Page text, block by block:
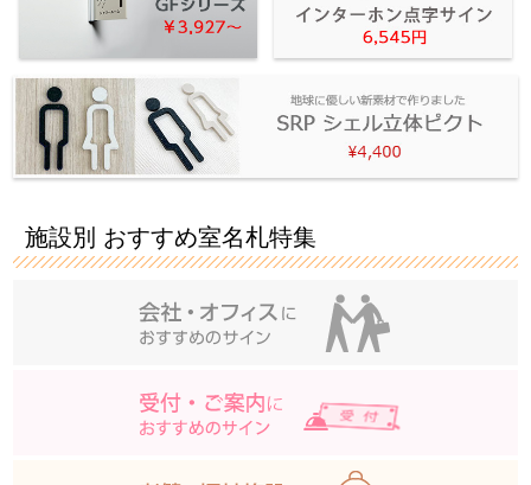
施設別 おすすめ室名札特集